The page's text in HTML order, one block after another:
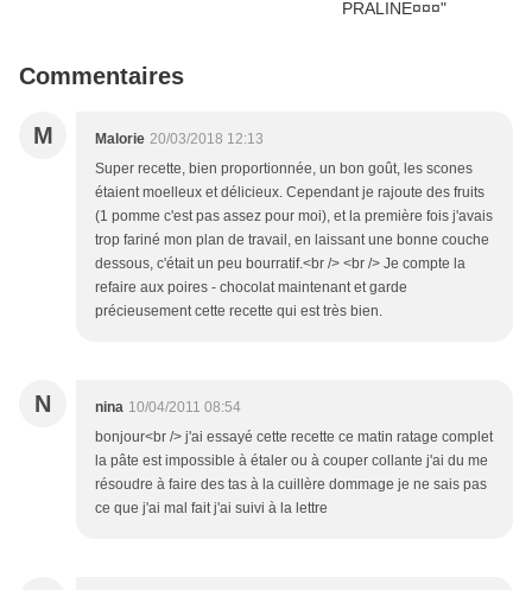
Commentaires
M Malorie 20/03/2018 12:13
Super recette, bien proportionnée, un bon goût, les scones
étaient moelleux et délicieux. Cependant je rajoute des fruits
(1 pomme c'est pas assez pour moi), et la première fois j'avais
trop fariné mon plan de travail, en laissant une bonne couche
dessous, c'était un peu bourratif.<br /> <br /> Je compte la
refaire aux poires - chocolat maintenant et garde
précieusement cette recette qui est très bien.
N nina 10/04/2011 08:54
bonjour<br /> j'ai essayé cette recette ce matin ratage complet
la pâte est impossible à étaler ou à couper collante j'ai du me
résoudre à faire des tas à la cuillère dommage je ne sais pas
ce que j'ai mal fait j'ai suivi à la lettre